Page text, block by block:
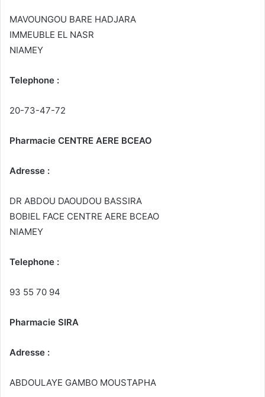
MAVOUNGOU BARE HADJARA
IMMEUBLE EL NASR
NIAMEY
Telephone :
20-73-47-72
Pharmacie CENTRE AERE BCEAO
Adresse :
DR ABDOU DAOUDOU BASSIRA
BOBIEL FACE CENTRE AERE BCEAO
NIAMEY
Telephone :
93 55 70 94
Pharmacie SIRA
Adresse :
ABDOULAYE GAMBO MOUSTAPHA